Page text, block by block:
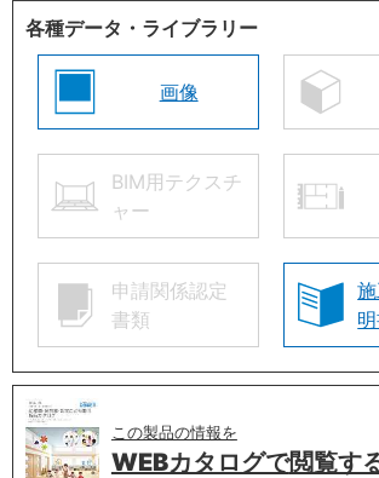
各種データ・ライブラリー
画像
BIM用テクスチ
ャー
申請関係認定
書類
この製品の情報を
WEBカタログで閲覧す